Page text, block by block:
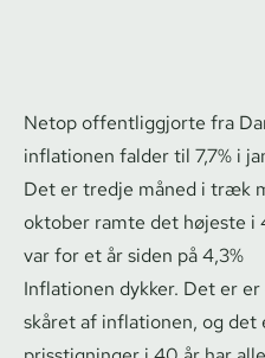
Netop of­fent­lig­gjor­te fra
inflationen falder til 7,7% i
Det er tredje måned i træk
oktober ramte det højeste i
var for et år siden på 4,3%
Inflationen dykker. Det er
skåret af inflationen, og